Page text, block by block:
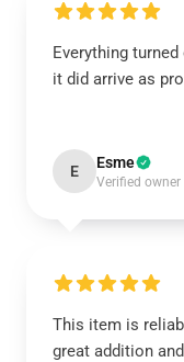
Everything
it did arrive as
E Esme
Verified owner
This item is
great addition